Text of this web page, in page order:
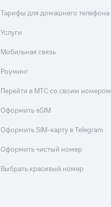
Тарифы для домашнего телефона
Услуги
Мобильная связь
Роуминг
Перейти в МТС со своим номером
Оформить eSIM
Оформить SIM-карту в Telegram
Оформить чистый номер
Выбрать красивый номер